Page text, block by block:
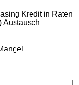
Kredit in Raten
Austausch